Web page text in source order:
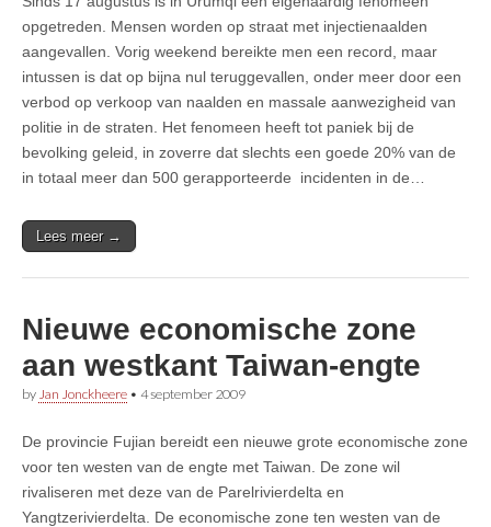
opgetreden. Mensen worden op straat met injectienaalden
aangevallen. Vorig weekend bereikte men een record, maar
intussen is dat op bijna nul teruggevallen, onder meer door een
verbod op verkoop van naalden en massale aanwezigheid van
politie in de straten. Het fenomeen heeft tot paniek bij de
bevolking geleid, in zoverre dat slechts een goede 20% van de
in totaal meer dan 500 gerapporteerde incidenten in de…
Lees meer →
Nieuwe economische zone
aan westkant Taiwan-engte
by Jan Jonckheere • 4 september 2009
De provincie Fujian bereidt een nieuwe grote economische zone
voor ten westen van de engte met Taiwan. De zone wil
rivaliseren met deze van de Parelrivierdelta en
Yangtzerivierdelta. De economische zone ten westen van de